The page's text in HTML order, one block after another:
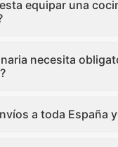
equipar una
necesita
a toda España